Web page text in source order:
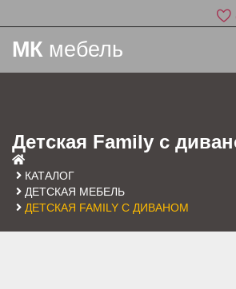
МК мебель
Детская Family с
КАТАЛОГ
ДЕТСКАЯ МЕБЕЛЬ
ДЕТСКАЯ FAMILY С ДИВАНОМ